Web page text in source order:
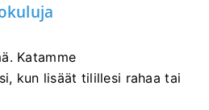
Katamme
kun lisäät tilillesi rahaa tai